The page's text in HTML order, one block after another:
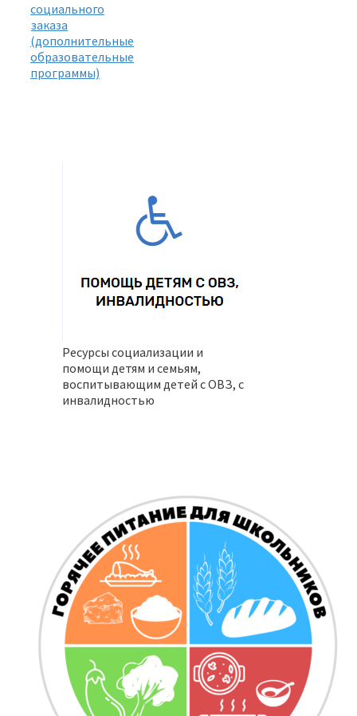
социального
заказа
(дополнительные
образовательные
программы)
Ресурсы социализации и
помощи детям и семьям,
воспитывающим детей с ОВЗ, с
инвалидностью